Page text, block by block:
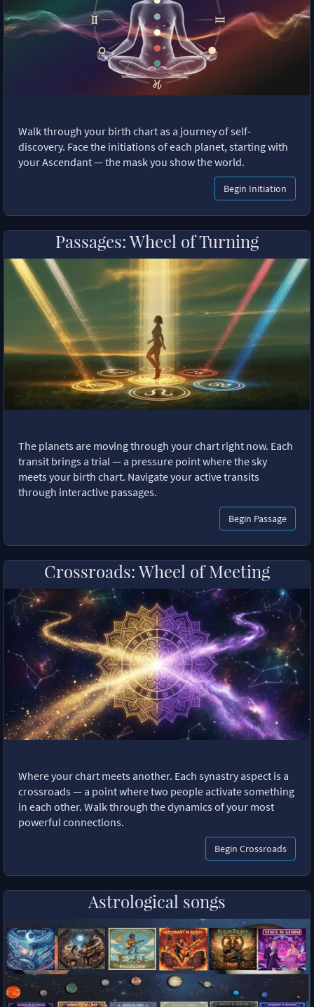
Walk through your birth chart as a journey of self-
discovery. Face the initiations of each planet, starting with
your Ascendant — the mask you show the world.
Begin Initiation
Passages: Wheel of Turning
The planets are moving through your chart right now. Each
transit brings a trial — a pressure point where the sky
meets your birth chart. Navigate your active transits
through interactive passages.
Begin Passage
Crossroads: Wheel of Meeting
Where your chart meets another. Each synastry aspect is a
crossroads — a point where two people activate something
in each other. Walk through the dynamics of your most
powerful connections.
Begin Crossroads
Astrological songs